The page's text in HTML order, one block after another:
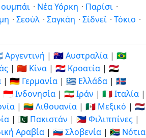
· Νέα Υόρκη · Παρίσι ·
· Σεούλ · Σαγκάη · Σίδνεϊ · Τόκιο ·
Αργεντινή | 🇦🇺 Αυστραλία | 🇧🇷
| 🇨🇳 Κίνα | 🇭🇷 Κροατία | 🇪🇬
| 🇩🇪 Γερμανία | 🇬🇷 Ελλάδα | 🇮🇸
🇮🇩 Ινδονησία | 🇮🇷 Ιράν | 🇮🇹 Ιταλία |
| 🇱🇹 Λιθουανία | 🇲🇽 Μεξικό | 🇳🇱
| 🇵🇰 Πακιστάν | 🇵🇭 Φιλιππίνες |
Αραβία | 🇸🇮 Σλοβενία | 🇿🇦 Νότια